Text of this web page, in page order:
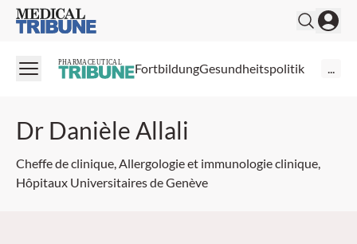
Medical Tribune
PHARMACEUTICAL FortbildungGesundheitspolitik ...
Dr Danièle Allali
Cheffe de clinique, Allergologie et immunologie clinique,
Hôpitaux Universitaires de Genève